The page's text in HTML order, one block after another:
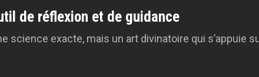
de réflexion et de guidance
science exacte, mais un art divinatoire qui s’appuie